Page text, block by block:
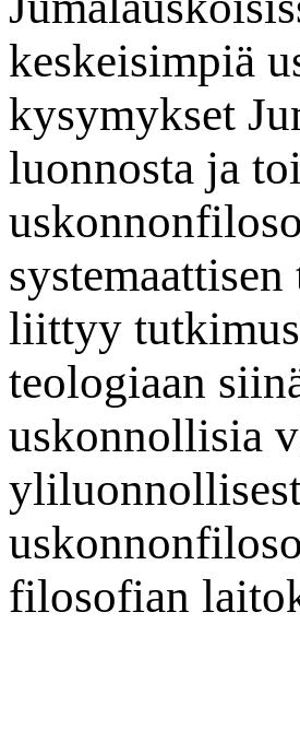
keskeisimpiä
kysymykset
luonnosta ja
liittyy
teologiaan
uskonnollisia
filosofian